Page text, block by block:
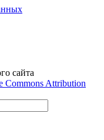
сайта
Commons Attribution